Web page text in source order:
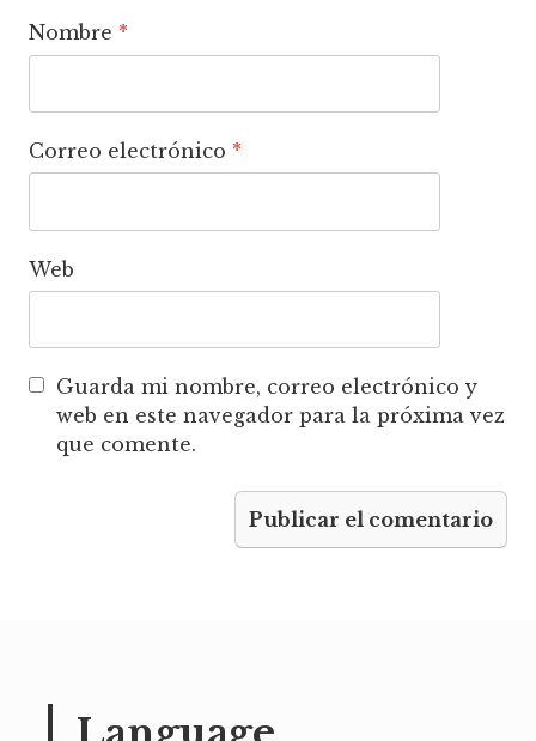
Nombre *
Correo electrónico *
Web
Guarda mi nombre, correo electrónico y
web en este navegador para la próxima vez
que comente.